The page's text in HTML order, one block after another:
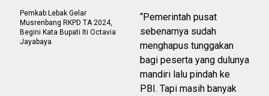
“Pemerintah pusat
sebenarnya sudah
menghapus tunggakan
bagi peserta yang dulunya
mandiri lalu pindah ke
PBI. Tapi masih banyak
Pemkab Lebak Gelar
Musrenbang RKPD TA 2024,
Begini Kata Bupati Iti Octavia
Jayabaya